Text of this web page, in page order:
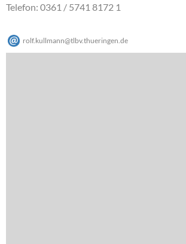
Telefon: 0361 / 5741 8172 1
rolf.kullmann@tlbv.thueringen.de